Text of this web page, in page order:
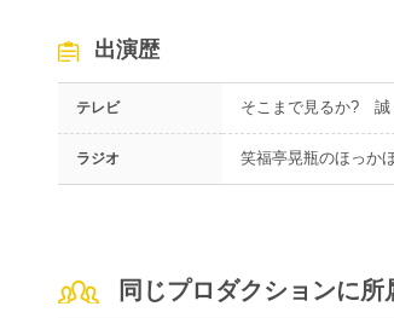
出演歴
テレビ そこまで見るか? 誠
ラジオ 笑福亭晃瓶のほっか
同じプロダクションに所